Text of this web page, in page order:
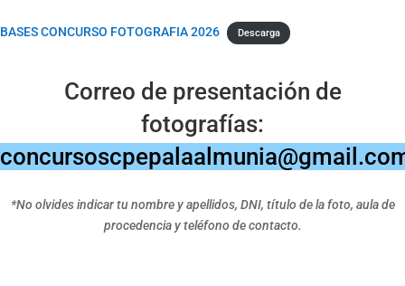
BASES CONCURSO FOTOGRAFIA 2026 Descarga
Correo de presentación de
fotografías:
*No olvides indicar tu nombre y apellidos, DNI, título de la foto, aula de
procedencia y teléfono de contacto.